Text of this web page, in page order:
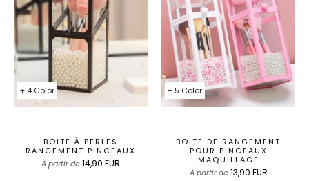
+ 4 Color
BOITE À PERLES
RANGEMENT PINCEAUX
À partir de 14,90 EUR
+ 5 Color
BOITE DE RANGEMENT
POUR PINCEAUX
MAQUILLAGE
À partir de 13,90 EUR